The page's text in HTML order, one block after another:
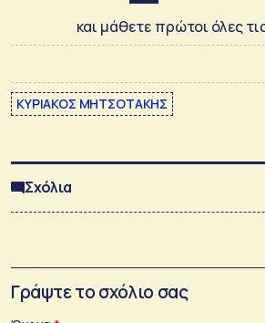
και μάθετε πρώτοι όλες
ΚΥΡΙΑΚΟΣ ΜΗΤΣΟΤΑΚΗΣ
Σχόλια
Γράψτε το σχόλιο σας